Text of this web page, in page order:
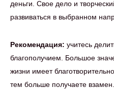
деньги. Свое дело и
развиваться в выбранном
Рекомендация: учитесь
благополучием. Большое
жизни имеет
тем больше получаете взамен.